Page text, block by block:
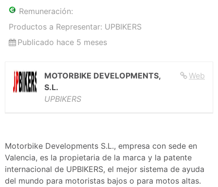
Remuneración:
Productos a Representar: UPBIKERS
Publicado hace 5 meses
Web
MOTORBIKE DEVELOPMENTS,
S.L.
UPBIKERS
Motorbike Developments S.L., empresa con sede en
Valencia, es la propietaria de la marca y la patente
internacional de UPBIKERS, el mejor sistema de ayuda
del mundo para motoristas bajos o para motos altas.